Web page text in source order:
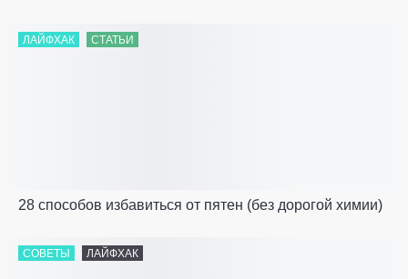
ЛАЙФХАК СТАТЬИ
28 способов избавиться от пятен (без дорогой химии)
СОВЕТЫ ЛАЙФХАК